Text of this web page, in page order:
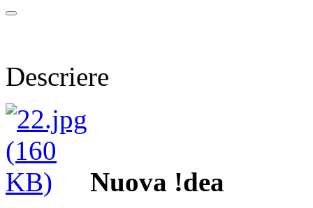
Descriere
Nuova !dea